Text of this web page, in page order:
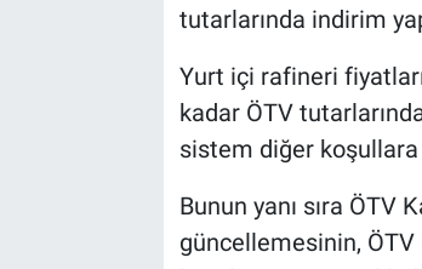
tutarlarında indirim
Yurt içi rafineri
kadar ÖTV
sistem diğer koşullara
Bunun yanı sıra ÖTV
güncellemesinin,